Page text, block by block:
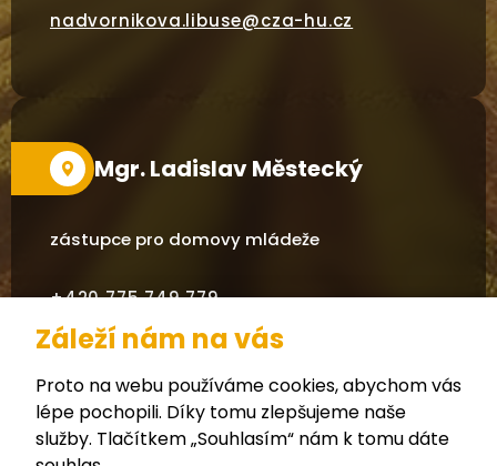
nadvornikova.libuse@cza-hu.cz
Mgr. Ladislav Městecký
zástupce pro domovy mládeže
+420 775 749 779
mestecky.ladislav@cza-hu.cz
Záleží nám na vás
Proto na webu používáme cookies, abychom vás
lépe pochopili. Díky tomu zlepšujeme naše
služby. Tlačítkem „Souhlasím“ nám k tomu dáte